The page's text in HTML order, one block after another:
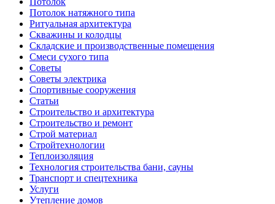
Потолок натяжного типа
Ритуальная архитектура
Скважины и колодцы
Складские и производственные помещения
Смеси сухого типа
Советы
Советы электрика
Спортивные сооружения
Статьи
Строительство и архитектура
Строительство и ремонт
Строй материал
Стройтехнологии
Теплоизоляция
Технология строительства бани, сауны
Транспорт и спецтехника
Услуги
Утепление домов